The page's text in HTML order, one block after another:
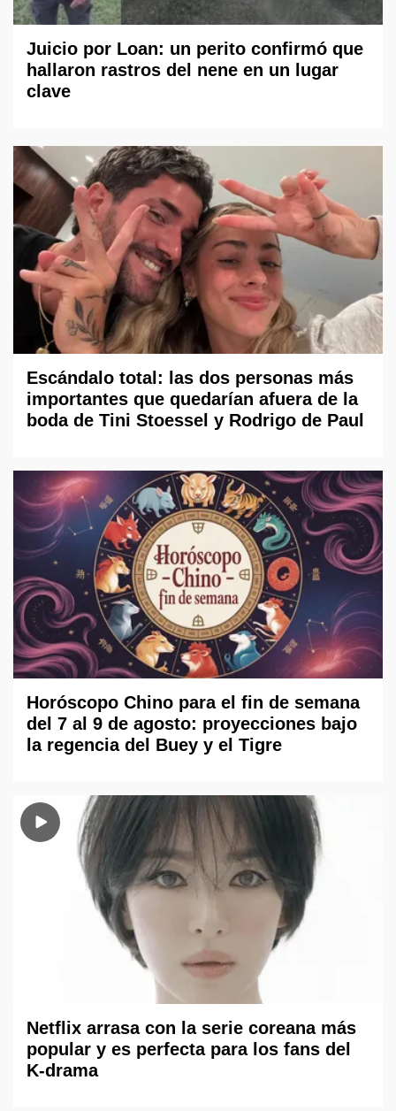
Juicio por Loan: un perito confirmó que
hallaron rastros del nene en un lugar
clave
Escándalo total: las dos personas más
importantes que quedarían afuera de la
boda de Tini Stoessel y Rodrigo de Paul
Horóscopo Chino para el fin de semana
del 7 al 9 de agosto: proyecciones bajo
la regencia del Buey y el Tigre
Netflix arrasa con la serie coreana más
popular y es perfecta para los fans del
K-drama